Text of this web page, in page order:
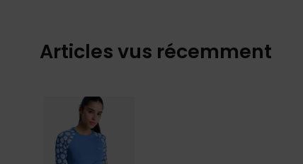
Articles vus récemment